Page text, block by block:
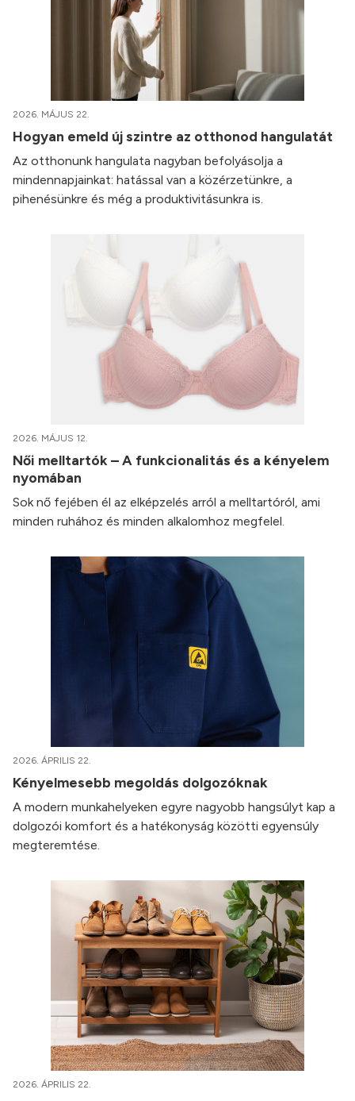
2026. MÁJUS 22.
Hogyan emeld új szintre az otthonod hangulatát
Az otthonunk hangulata nagyban befolyásolja a
mindennapjainkat: hatással van a közérzetünkre, a
pihenésünkre és még a produktivitásunkra is.
2026. MÁJUS 12.
Női melltartók – A funkcionalitás és a kényelem
nyomában
Sok nő fejében él az elképzelés arról a melltartóról, ami
minden ruhához és minden alkalomhoz megfelel.
2026. ÁPRILIS 22.
Kényelmesebb megoldás dolgozóknak
A modern munkahelyeken egyre nagyobb hangsúlyt kap a
dolgozói komfort és a hatékonyság közötti egyensúly
megteremtése.
2026. ÁPRILIS 22.